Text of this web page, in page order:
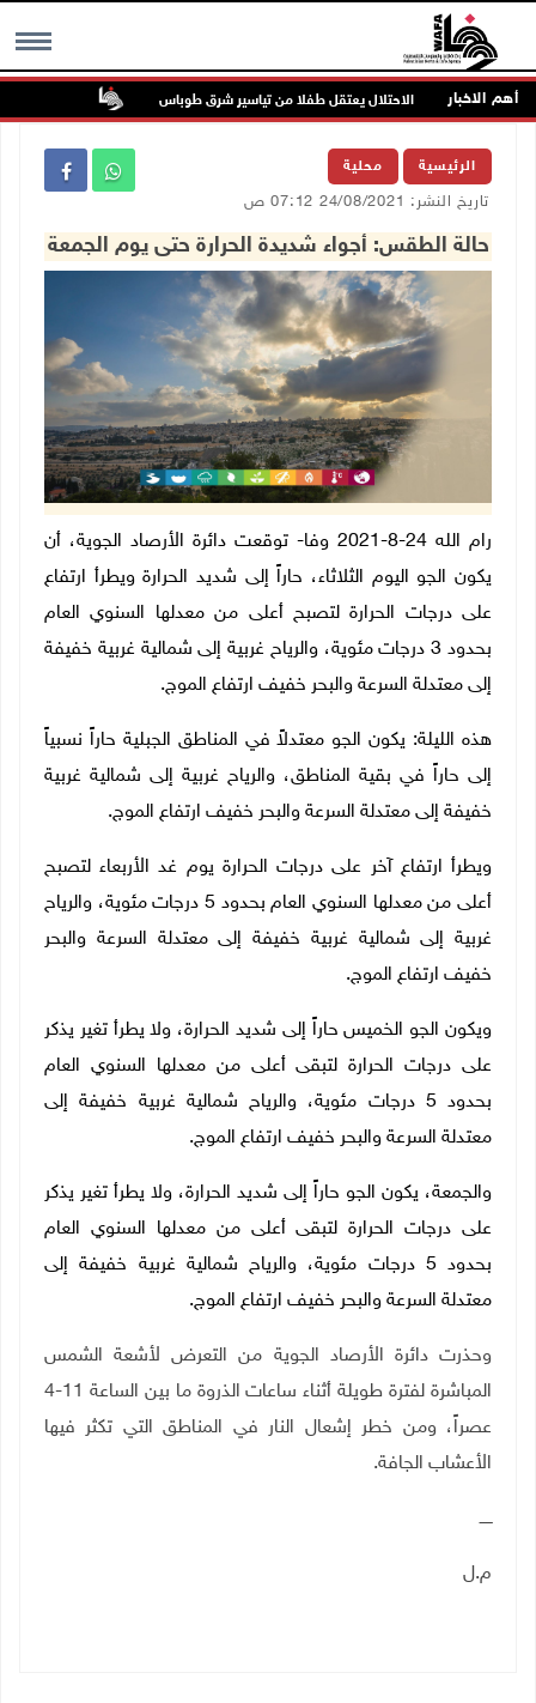
MENU أهم الاخبار الاحتلال يعتقل طفلا من تياسير شرق طوباس
الرئيسية محلية
تاريخ النشر: 24/08/2021 07:12 ص
حالة الطقس: أجواء شديدة الحرارة حتى يوم الجمعة
رام الله 24-8-2021 وفا- توقعت دائرة الأرصاد الجوية، أن
يكون الجو اليوم الثلاثاء، حاراً إلى شديد الحرارة ويطرأ ارتفاع
على درجات الحرارة لتصبح أعلى من معدلها السنوي العام
بحدود 3 درجات مئوية،
والرياح غربية إلى شمالية غربية خفيفة
إلى معتدلة السرعة والبحر خفيف ارتفاع الموج.
هذه الليلة: يكون الجو معتدلاً في المناطق الجبلية حاراً نسبياً
إلى حاراً في بقية المناطق، والرياح غربية إلى شمالية غربية
خفيفة إلى معتدلة السرعة والبحر خفيف ارتفاع الموج.
ويطرأ ارتفاع آخر على درجات الحرارة يوم غد الأربعاء لتصبح
أعلى من معدلها السنوي
العام بحدود 5 درجات مئوية، والرياح
غربية إلى شمالية غربية خفيفة إلى معتدلة السرعة والبحر
خفيف ارتفاع الموج.
ويكون الجو الخميس حاراً إلى شديد الحرارة، ولا يطرأ تغير يذكر
على درجات الحرارة لتبقى أعلى من معدلها السنوي العام
بحدود 5 درجات مئوية،
والرياح شمالية غربية خفيفة إلى
معتدلة السرعة والبحر خفيف ارتفاع الموج.
والجمعة، يكون الجو حاراً إلى شديد الحرارة، ولا يطرأ تغير يذكر
على درجات الحرارة لتبقى أعلى من معدلها السنوي العام
بحدود 5 درجات مئوية، والرياح شمالية غربية خفيفة إلى
معتدلة السرعة والبحر خفيف ارتفاع الموج.
وحذرت دائرة الأرصاد الجوية من التعرض لأشعة الشمس
المباشرة لفترة طويلة أثناء ساعات الذروة ما بين الساعة 11-4
عصراً، ومن خطر إشعال النار في المناطق التي تكثر فيها
الأعشاب الجافة.
ـــــ
م.ل